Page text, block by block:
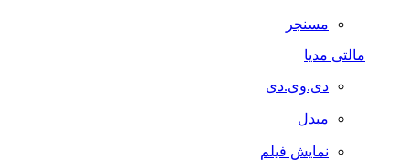
مسنجر
مالتی مدیا
دی.وی.دی
مبدل
نمایش فیلم